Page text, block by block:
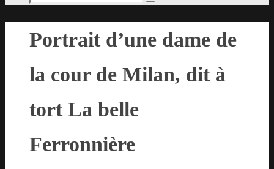
Rechercher
Portrait d’une dame de
la cour de Milan, dit à
tort La belle
Ferronnière